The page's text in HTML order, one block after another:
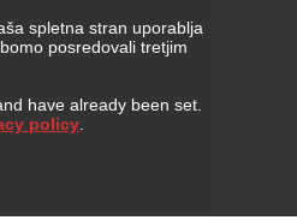
spletna stran uporablja
posredovali tretjim
have already been set.
policy